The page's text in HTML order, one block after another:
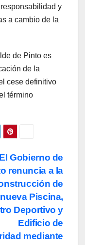
y
a cambio de la
de Pinto es
de la
cese definitivo
término
El Gobierno de
renuncia a la
de
Piscina,
Deportivo y
Edificio de
mediante